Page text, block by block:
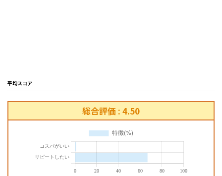
平均スコア
総合評価 : 4.50